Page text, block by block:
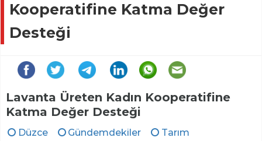
Kooperatifine Katma Değer
Desteği
Lavanta Üreten Kadın Kooperatifine
Katma Değer Desteği
Düzce Gündemdekiler
Tarım